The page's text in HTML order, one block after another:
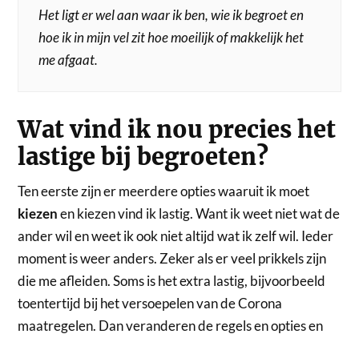
Het ligt er wel aan waar ik ben, wie ik begroet en
hoe ik in mijn vel zit hoe moeilijk of makkelijk het
me afgaat.
Wat vind ik nou precies het
lastige bij begroeten?
Ten eerste zijn er meerdere opties waaruit ik moet
kiezenen kiezen vind ik lastig. Want ik weet niet wat de
ander wil en weet ik ook niet altijd wat ik zelf wil. Ieder
moment is weer anders. Zeker als er veel prikkels zijn
die me afleiden. Soms is het extra lastig, bijvoorbeeld
toentertijd bij het versoepelen van de Corona
maatregelen. Dan veranderen de regels en opties en